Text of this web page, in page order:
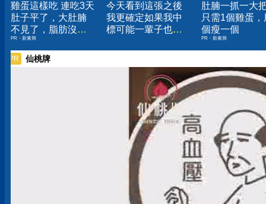
雞蛋這樣吃 連吃3天
肚子平了，大肚腩
不見了，脂肪沒
了！
PR・新素簡
今天看到這張之後
我更確定如果我中
標可能一輩子也不
肚腩一抓一大
只需1個雞蛋，
個瘦一個
PR・新素簡
PR 仙桃牌